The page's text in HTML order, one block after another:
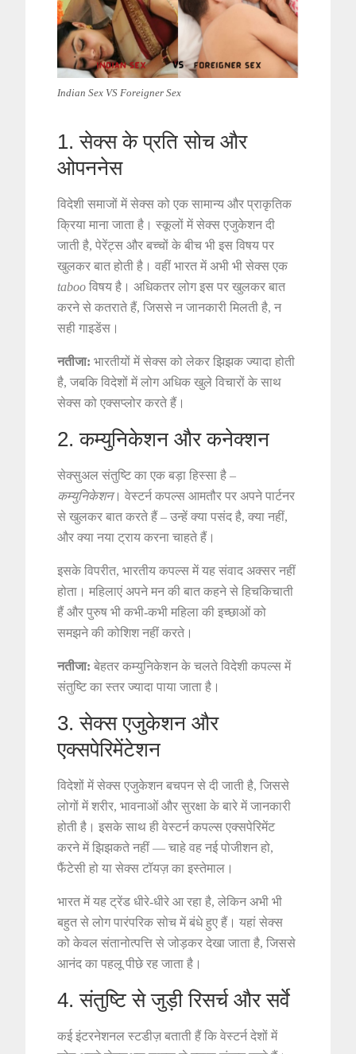
Indian Sex VS Foreigner Sex
1. सेक्स के प्रति सोच और
ओपननेस
विदेशी समाजों में सेक्स को एक सामान्य और प्राकृतिक
क्रिया माना जाता है। स्कूलों में सेक्स एजुकेशन दी
जाती है, पेरेंट्स और बच्चों के बीच भी इस विषय पर
खुलकर बात होती है। वहीं भारत में अभी भी सेक्स एक
taboo विषय है। अधिकतर लोग इस पर खुलकर बात
करने से कतराते हैं, जिससे न जानकारी मिलती है, न
सही गाइडेंस।
नतीजा: भारतीयों में सेक्स को लेकर झिझक ज्यादा होती
है, जबकि विदेशों में लोग अधिक खुले विचारों के साथ
सेक्स को एक्सप्लोर करते हैं।
2. कम्युनिकेशन और कनेक्शन
सेक्सुअल संतुष्टि का एक बड़ा हिस्सा है –
कम्युनिकेशन। वेस्टर्न कपल्स आमतौर पर अपने पार्टनर
से खुलकर बात करते हैं – उन्हें क्या पसंद है, क्या नहीं,
और क्या नया ट्राय करना चाहते हैं।
इसके विपरीत, भारतीय कपल्स में यह संवाद अक्सर नहीं
होता। महिलाएं अपने मन की बात कहने से हिचकिचाती
हैं और पुरुष भी कभी-कभी महिला की इच्छाओं को
समझने की कोशिश नहीं करते।
नतीजा: बेहतर कम्युनिकेशन के चलते विदेशी कपल्स में
संतुष्टि का स्तर ज्यादा पाया जाता है।
3. सेक्स एजुकेशन और
एक्सपेरिमेंटेशन
विदेशों में सेक्स एजुकेशन बचपन से दी जाती है, जिससे
लोगों में शरीर, भावनाओं और सुरक्षा के बारे में जानकारी
होती है। इसके साथ ही वेस्टर्न कपल्स एक्सपेरिमेंट
करने में झिझकते नहीं — चाहे वह नई पोजीशन हो,
फैंटेसी हो या सेक्स टॉयज़ का इस्तेमाल।
भारत में यह ट्रेंड धीरे-धीरे आ रहा है, लेकिन अभी भी
बहुत से लोग पारंपरिक सोच में बंधे हुए हैं। यहां सेक्स
को केवल संतानोत्पत्ति से जोड़कर देखा जाता है, जिससे
आनंद का पहलू पीछे रह जाता है।
4. संतुष्टि से जुड़ी रिसर्च और सर्वे
कई इंटरनेशनल स्टडीज़ बताती हैं कि वेस्टर्न देशों में